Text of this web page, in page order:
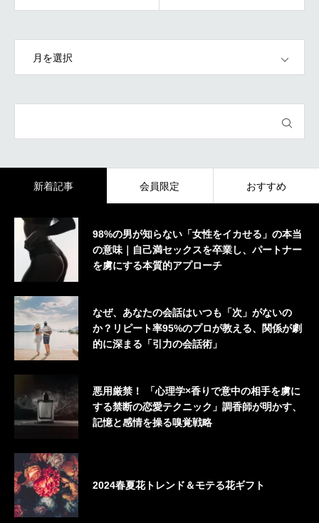
新着記事 会員限定 おすすめ
98%の男が知らない「女性をイカせる」の本当
の意味｜自己満セックスを卒業し、パートナー
を虜にする本質的アプローチ
なぜ、あなたの会話はいつも「次」がないの
か？リピート率95%のプロが教える、関係が劇
的に深まる「引力の会話術」
悪用厳禁！ 「心理学×香りで意中の相手を虜に
する禁断の恋愛テクニック」調香師が明かす、
記憶と感情を操る嗅覚戦略
2024春夏花トレンド＆モテる花ギフト